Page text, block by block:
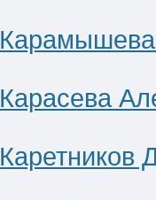
Карамышева
Карасева
Каретников